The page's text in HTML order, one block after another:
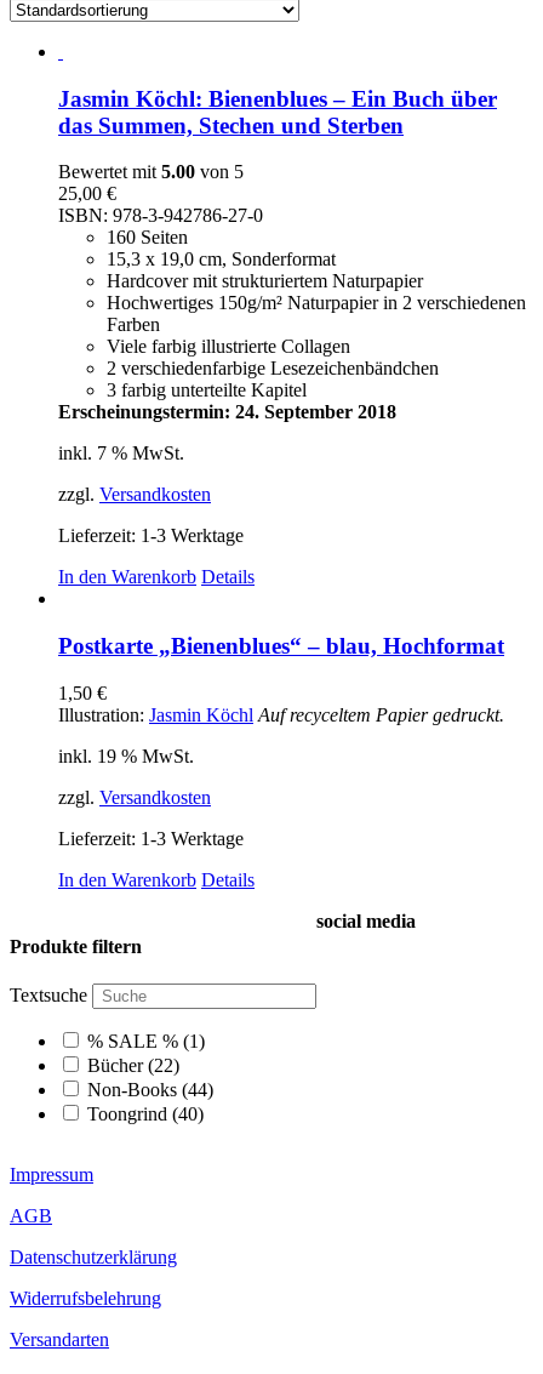
Jasmin Köchl: Bienenblues – Ein Buch über
das Summen, Stechen und Sterben
Bewertet mit5.00 von 5
25,00 €
ISBN: 978-3-942786-27-0
160 Seiten
15,3 x 19,0 cm, Sonderformat
Hardcover mit strukturiertem Naturpapier
Hochwertiges 150g/m² Naturpapier in 2 verschiedenen
Farben
Viele farbig illustrierte Collagen
2 verschiedenfarbige Lesezeichenbändchen
3 farbig unterteilte Kapitel
Erscheinungstermin: 24. September 2018
inkl. 7 % MwSt.
zzgl. Versandkosten
Lieferzeit: 1-3 Werktage
In den Warenkorb Details
Postkarte „Bienenblues“ – blau, Hochformat
1,50 €
Illustration: Jasmin Köchl Auf recyceltem Papier gedruckt.
inkl. 19 % MwSt.
zzgl. Versandkosten
Lieferzeit: 1-3 Werktage
In den Warenkorb Details
Produkte filtern
Textsuche
% SALE % (1)
Bücher(22)
Non-Books (44)
Toongrind (40)
social media
Impressum
AGB
Datenschutzerklärung
Widerrufsbelehrung
Versandarten